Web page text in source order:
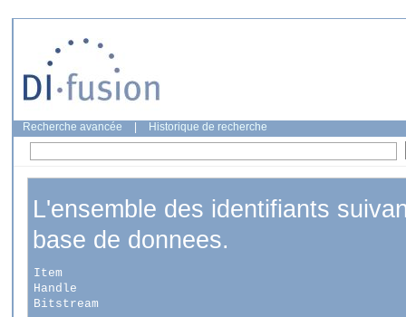
Recherche avancée Historique de recherche
L'ensemble des identifiants
base de donnees.
Item
Handle
Bitstream